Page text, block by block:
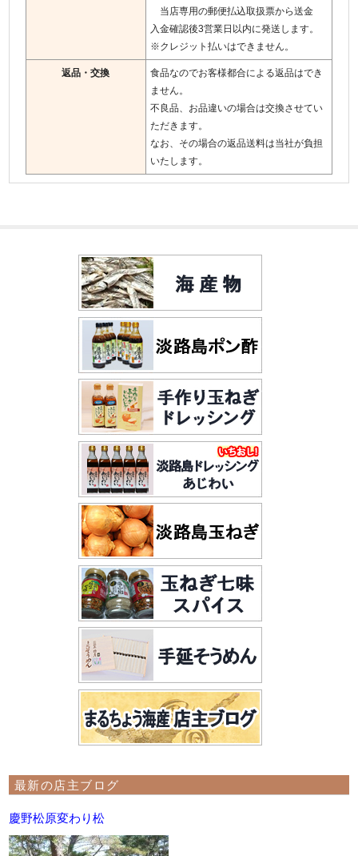
当店専用の郵便払込取扱票から送金
入金確認後3営業日以内に発送します。
※クレジット払いはできません。
返品・交換
食品なのでお客様都合による返品はでき
ません。
不良品、お品違いの場合は交換させてい
ただきます。
なお、その場合の返品送料は当社が負担
いたします。
最新の店主ブログ
慶野松原変わり松